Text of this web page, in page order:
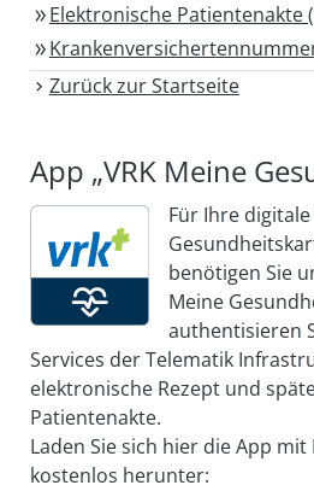
Elektronische Patientenakte
Zurück zur Startseite
App „VRK Meine
Für Ihre
benötigen Sie
Meine
authentisieren
Services der Telematik
elektronische Rezept und
Patientenakte.
Laden Sie sich hier die App
kostenlos herunter: